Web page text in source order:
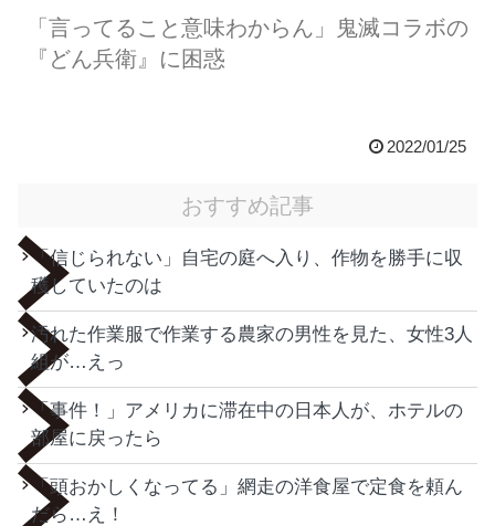
「言ってること意味わからん」鬼滅コラボの
『どん兵衛』に困惑
2022/01/25
おすすめ記事
「信じられない」自宅の庭へ入り、作物を勝手に収
穫していたのは
汚れた作業服で作業する農家の男性を見た、女性3人
組が…えっ
「事件！」アメリカに滞在中の日本人が、ホテルの
部屋に戻ったら
「頭おかしくなってる」網走の洋食屋で定食を頼ん
だら…え！